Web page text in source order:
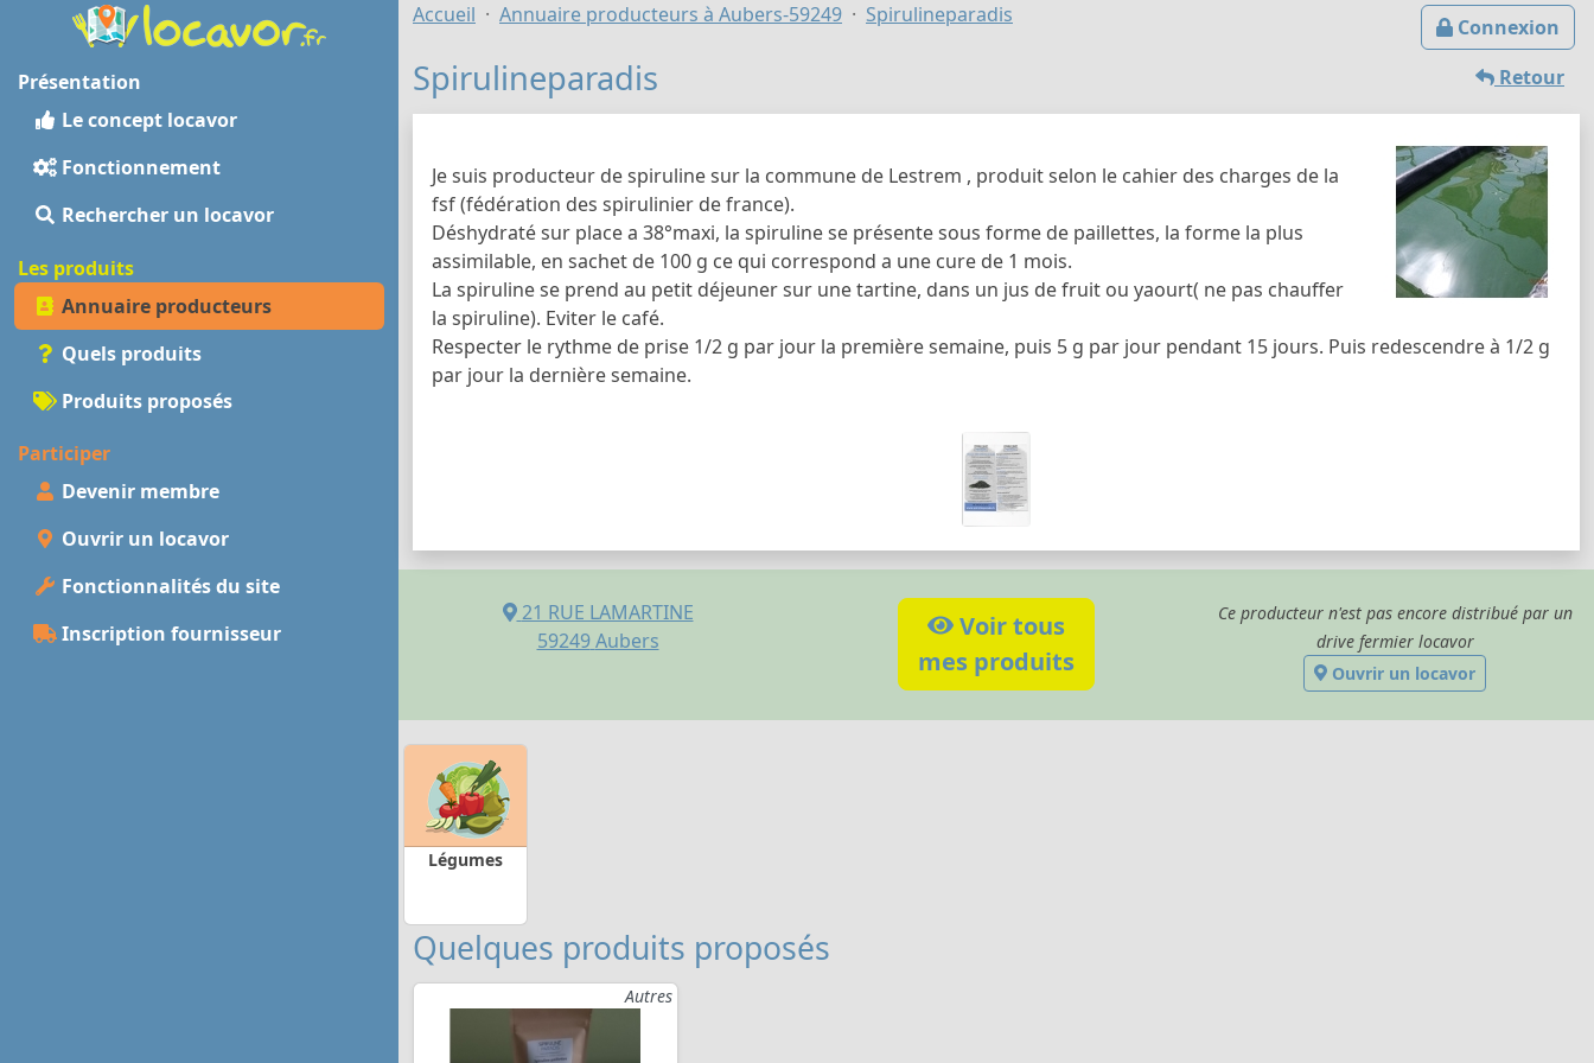
Présentation
Le concept locavor
Fonctionnement
Rechercher un locavor
Les produits
Annuaire producteurs
Quels produits
Produits proposés
Participer
Devenir membre
Ouvrir un locavor
Fonctionnalités du site
Inscription fournisseur
Connexion
Accueil Annuaire producteurs à Aubers-59249 Spirulineparadis
Retour
Spirulineparadis
Je suis producteur de spiruline sur la commune de Lestrem , produit selon le cahier des charges de la
fsf (fédération des spirulinier de france).
Déshydraté sur place a 38°maxi, la spiruline se présente sous forme de paillettes, la forme la plus
assimilable, en sachet de 100 g ce qui correspond a une cure de 1 mois.
La spiruline se prend au petit déjeuner sur une tartine, dans un jus de fruit ou yaourt( ne pas chauffer
la spiruline). Eviter le café.
Respecter le rythme de prise 1/2 g par jour la première semaine, puis 5 g par jour pendant 15 jours. Puis redescendre à 1/2 g
par jour la dernière semaine.
21 RUE LAMARTINE
59249 Aubers
Voir tous
mes produits
Ce producteur n'est pas encore distribué par un
drive fermier locavor
Ouvrir un locavor
Légumes
Quelques produits proposés
Autres